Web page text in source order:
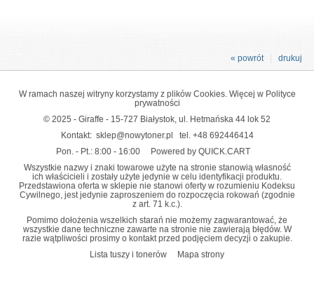
drukuj
« powrót
W ramach naszej witryny korzystamy z plików Cookies. Więcej w Polityce
prywatności
© 2025 - Giraffe - 15-727 Białystok, ul. Hetmańska 44 lok 52
Kontakt: sklep@nowytoner.pl tel. +48 692446414
Pon. - Pt.: 8:00 - 16:00
Powered by QUICK.CART
Wszystkie nazwy i znaki towarowe użyte na stronie stanowią własność
ich właścicieli i zostały użyte jedynie w celu identyfikacji produktu.
Przedstawiona oferta w sklepie nie stanowi oferty w rozumieniu Kodeksu
Cywilnego, jest jedynie zaproszeniem do rozpoczęcia rokowań (zgodnie
z art. 71 k.c.).
Pomimo dołożenia wszelkich starań nie możemy zagwarantować, że
wszystkie dane techniczne zawarte na stronie nie zawierają błędów. W
razie wątpliwości prosimy o kontakt przed podjęciem decyzji o zakupie.
Lista tuszy i tonerów
Mapa strony